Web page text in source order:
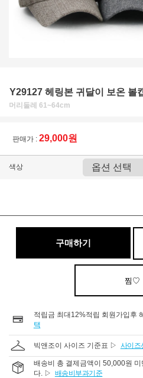
Y29127 헤링본 귀달이 보온 볼
머리둘레 61~64cm
판매가 : 29,000원
색상
구매하기
찜♡
적립금 최대12%적립 회원가입후
택
빅앤조이 사이즈 기준표 ▷ 사이즈
배송비 총 결제금액이 50,000원
다. ▷ 배송비부과기준